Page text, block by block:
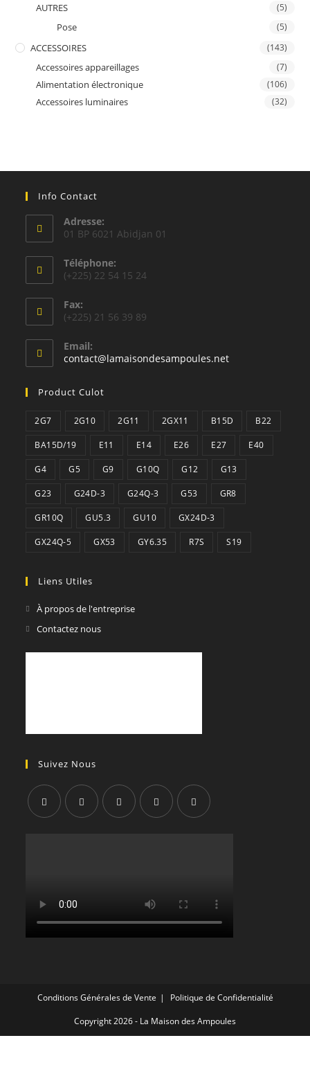
AUTRES (5)
Pose (5)
ACCESSOIRES (143)
Accessoires appareillages (7)
Alimentation électronique (106)
Accessoires luminaires (32)
Info Contact
Adresse:
01 BP 6021 Abidjan 01
Téléphone:
(+225) 22 54 15 24
Fax:
(+225) 21 56 39 89
Email:
contact@lamaisondesampoules.netS’ouvre
Product Culot
2G7 2G10 2G11 2GX11 B15D B22
BA15D/19 E11 E14 E26 E27 E40
G4 G5 G9 G10Q G12 G13
G23 G24D-3 G24Q-3 G53 GR8
GR10Q GU5.3 GU10 GX24D-3
GX24Q-5 GX53 GY6.35 R7S S19
Liens Utiles
À propos de l'entreprise
Contactez nous
Suivez Nous
Conditions Générales de Vente
Politique de Confidentialité
Copyright 2026 - La Maison des Ampoules